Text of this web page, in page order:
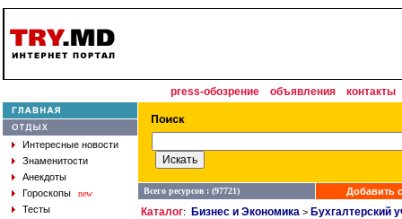
press-обозрение объявления контакты
Интересные новости
Знаменитости
Анекдоты
Гороскопы
new
Тесты
Всего ресурсов : (97721) Добавить
Каталог: Бизнес и Экономика > Бухгалтерский